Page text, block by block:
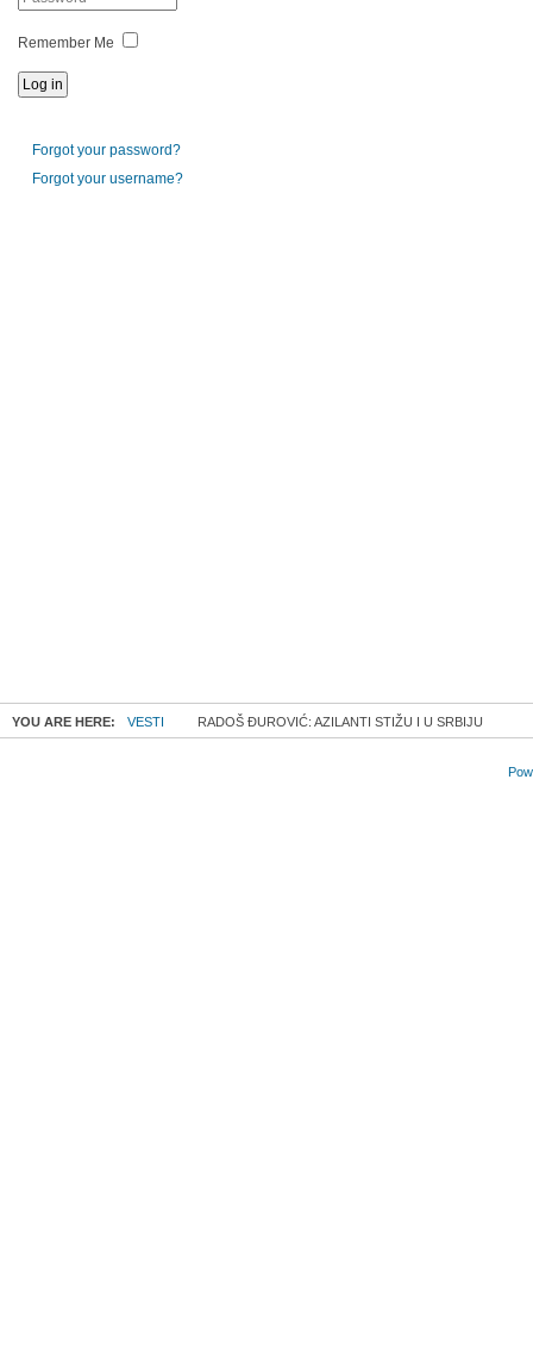
Remember Me
Forgot your password?
Forgot your username?
YOU ARE HERE: VESTI RADOŠ ĐUROVIĆ: AZILANTI STIŽU I U SRBIJU